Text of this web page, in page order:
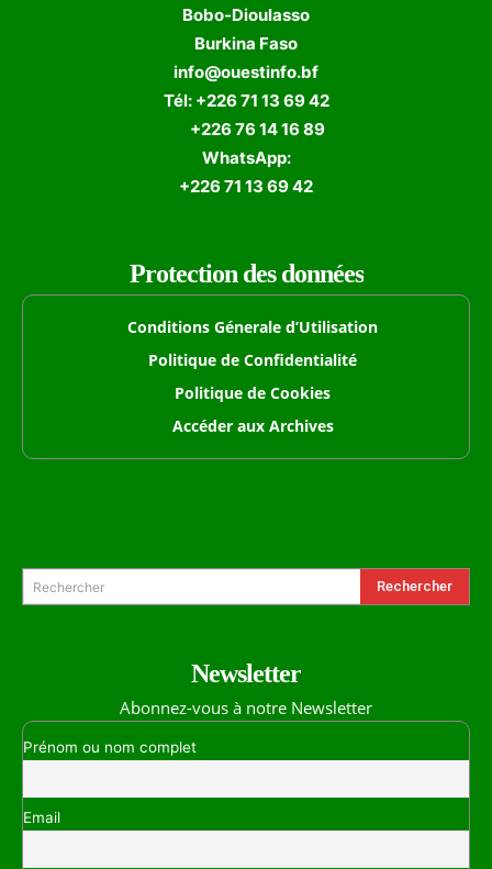
Bobo-Dioulasso
Burkina Faso
info@ouestinfo.bf
Tél: +226 71 13 69 42
+226 76 14 16 89
WhatsApp:
+226 71 13 69 42
Protection des données
Conditions Génerale d’Utilisation
Politique de Confidentialité
Politique de Cookies
Accéder aux Archives
Rechercher Rechercher
Newsletter
Abonnez-vous à notre Newsletter
Prénom ou nom complet
Email